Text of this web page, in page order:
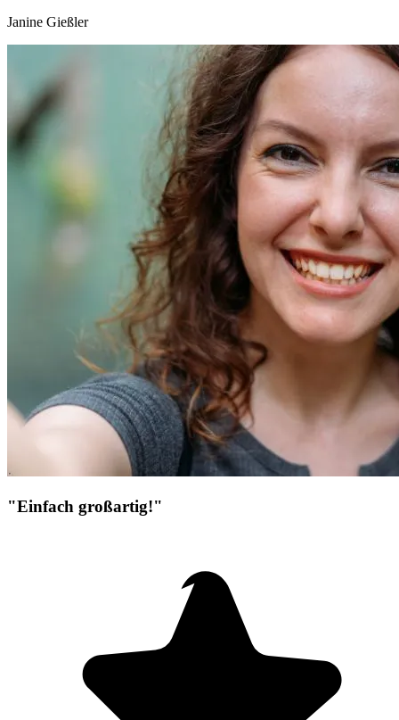
Janine Gießler
"Einfach großartig!"